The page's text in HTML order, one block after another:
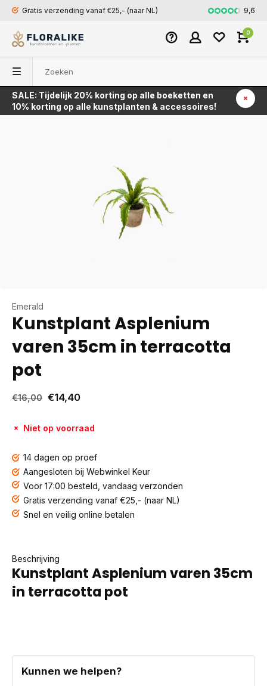
Gratis verzending vanaf €25,- (naar NL) Snel en9,6
0
SALE: Tijdelijk 20% korting op alle boeketten en
10% korting op alle kunstplanten & accessoires!
Terug
Emerald
Kunstplant Asplenium
varen 35cm in terracotta
pot
€16,00 €14,40
Niet op voorraad
14 dagen op proef
Aangesloten bij Webwinkel Keur
Voor 17:00 besteld, vandaag verzonden
Gratis verzending vanaf €25,- (naar NL)
Snel en veilig online betalen
Beschrijving
Kunstplant Asplenium varen 35cm
in terracotta pot
Kunnen we helpen?